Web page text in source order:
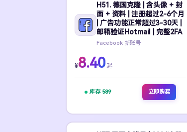
H51. 德国克隆 | 含头像 + 封
面 + 资料 | 注册超过2-6个月
| 广告功能正常超过3-30天 |
邮箱验证Hotmail | 完整2FA
Facebook 新账号
¥8.40起
库存 589 立即购买